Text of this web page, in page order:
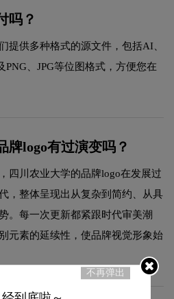
吗？
提供多种格式的源文件，包括AI、
PNG、JPG等位图格式，方便您在
牌logo有过演变吗？
四川农业大学的品牌logo在发展过
，整体呈现出从复杂到简约、从具
。每一次更新都紧跟时代审美潮
元素的延续性，使品牌视觉形象始
不再弹出